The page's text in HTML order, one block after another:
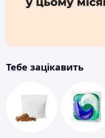
Тебе зацікавить